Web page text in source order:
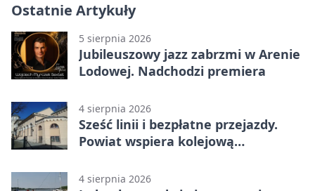
Ostatnie Artykuły
5 sierpnia 2026
Jubileuszowy jazz zabrzmi w Arenie
Lodowej. Nadchodzi premiera
4 sierpnia 2026
Sześć linii i bezpłatne przejazdy.
Powiat wspiera kolejową
4 sierpnia 2026